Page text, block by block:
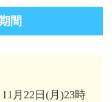
間
月22日(月)23時